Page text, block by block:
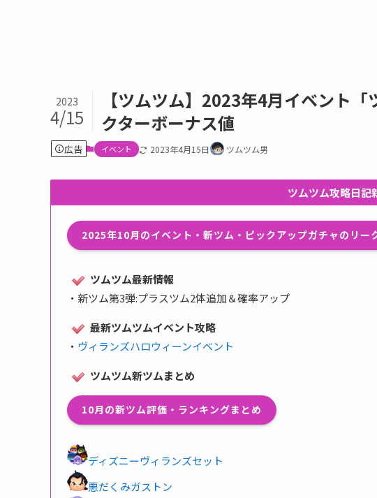
【ツムツム】2023年4月イベント
クターボーナス値
2023
4/15
広告 イベント 2023年4月15日 ツムツム男
ツムツム攻略日記
2025年10月のイベント・新ツム・ピックアップガチャのリー
ツムツム最新情報
・ 新ツム第3弾:プラスツム2体追加＆確率アップ
最新ツムツムイベント攻略
・ ヴィランズハロウィーンイベント
ツムツム新ツムまとめ
10月の新ツム評価・ランキングまとめ
ディズニーヴィランズセット
悪だくみガストン